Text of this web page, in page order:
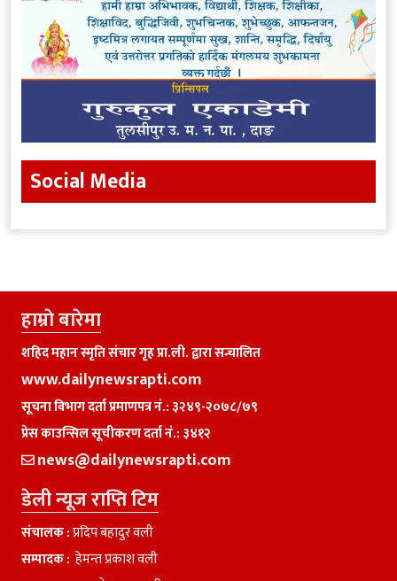
Social Media
हाम्राे बारेमा
शहिद महान स्मृति संचार गृह प्रा.ली. द्वारा सन्चालित
www.dailynewsrapti.com
सूचना विभाग दर्ता प्रमाणपत्र नं.: ३२४९-२०७८/७९
प्रेस काउन्सिल सूचीकरण दर्ता नं.: ३४१२
news@dailynewsrapti.com
डेली न्यूज राप्ति टिम
संचालक :प्रदिप बहादुर वली
सम्पादक : हेमन्त प्रकाश वली